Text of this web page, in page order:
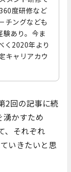
度研修など
チングなども
あり。今ま
く2020年より
キャリアカウ
2回の記事に続
湧かすため
、それぞれ
いきたいと思